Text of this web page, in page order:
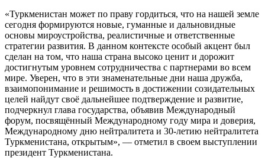
«Туркменистан может по праву гордиться, что на нашей земле
сегодня формируются новые, гуманные и дальновидные
основы мироустройства, реалистичные и ответственные
стратегии развития. В данном контексте особый акцент был
сделан на том, что наша страна высоко ценит и дорожит
достигнутым уровнем сотрудничества с партнерами во всем
мире. Уверен, что в эти знаменательные дни наша дружба,
взаимопонимание и решимость в достижении созидательных
целей найдут своё дальнейшее подтверждение и развитие,
подчеркнул глава государства, объявив Международный
форум, посвящённый Международному году мира и доверия,
Международному дню нейтралитета и 30-летию нейтралитета
Туркменистана, открытым», — отметил в своем выступлении
президент Туркменистана.